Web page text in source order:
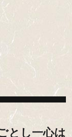
とし一心は